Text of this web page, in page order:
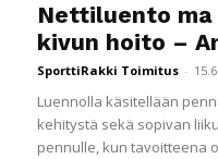
Nettiluento ma
kivun hoito –
SporttiRakki Toimitus -
Luennolla käsitellään
kehitystä sekä sopivan
pennulle, kun tavoitteena